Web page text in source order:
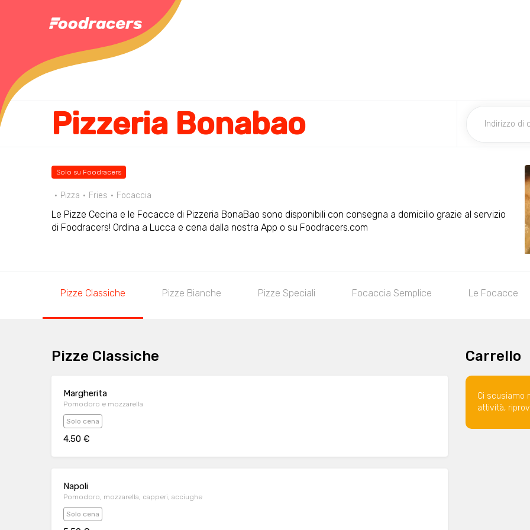
Pizzeria Bonabao
Solo su Foodracers
Pizza Fries Focaccia
Le Pizze Cecina e le Focacce di Pizzeria BonaBao sono disponibili con consegna a domicilio grazie al servizio
di Foodracers! Ordina a Lucca e cena dalla nostra App o su Foodracers.com
Pizze Classiche Pizze Bianche Pizze Speciali Focaccia Semplice Le Focacce
Pizze Classiche
Margherita
Pomodoro e mozzarella
Solo cena
4.50 €
Napoli
Pomodoro, mozzarella, capperi, acciughe
Solo cena
Carrello
Ci scusiamo
attività,